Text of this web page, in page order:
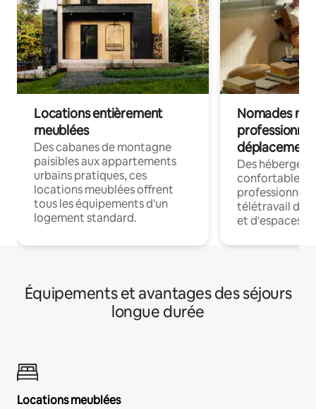
Locations entièrement
meublées
Des cabanes de montagne
paisibles aux appartements
urbains pratiques, ces
locations meublées offrent
tous les équipements d'un
logement standard.
Nomades
déplacement
Des
confortables
professionnels
télétravail
et d'espaces
Équipements et avantages des séjours
longue durée
Locations meublées